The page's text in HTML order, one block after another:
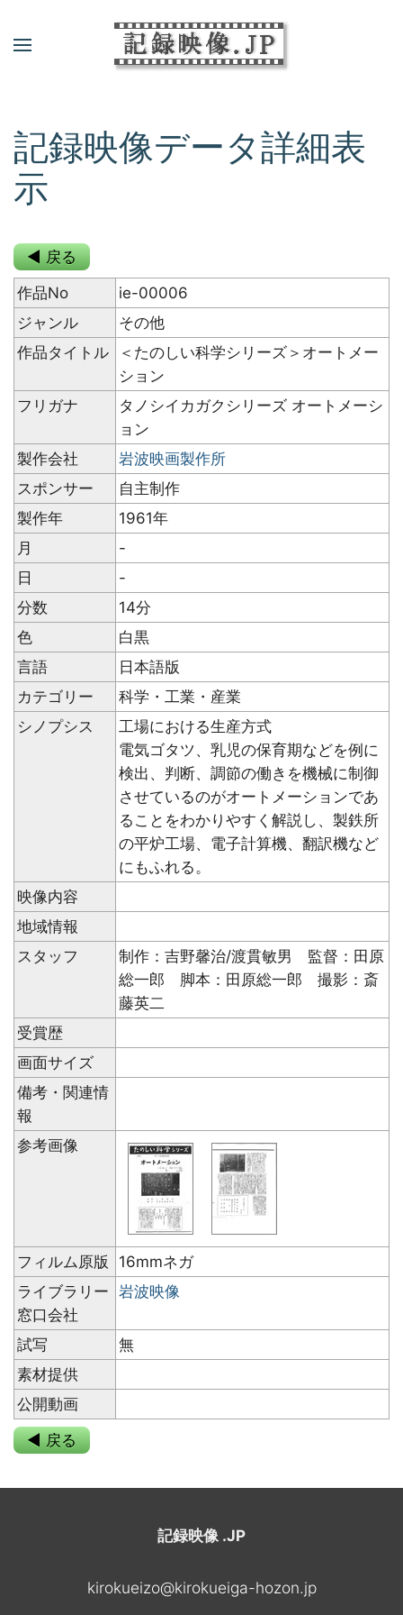
記録映像データ詳細表
示
◀ 戻る
作品No
ie-00006
ジャンル
その他
作品タイトル
＜たのしい科学シリーズ＞オートメー
ション
フリガナ
タノシイカガクシリーズ オートメーシ
ョン
製作会社
岩波映画製作所
スポンサー
自主制作
製作年
1961年
月
-
日
-
分数
14分
色
白黒
言語
日本語版
カテゴリー
科学・工業・産業
シノプシス
工場における生産方式
電気ゴタツ、乳児の保育期などを例に
検出、判断、調節の働きを機械に制御
させているのがオートメーションであ
ることをわかりやすく解説し、製鉄所
の平炉工場、電子計算機、翻訳機など
にもふれる。
映像内容
地域情報
スタッフ
制作：吉野馨治/渡貫敏男 監督：田原
総一郎 脚本：田原総一郎 撮影：斎
藤英二
受賞歴
画面サイズ
備考・関連情
報
参考画像
フィルム原版
16mmネガ
ライブラリー
窓口会社
岩波映像
試写
無
素材提供
公開動画
◀ 戻る
記録映像 .JP
kirokueizo@kirokueiga-hozon.jp